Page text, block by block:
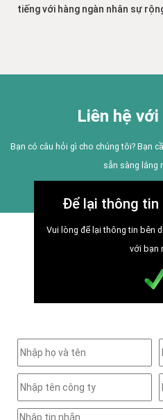
tiếng với hàng ngàn nhân sự
Liên hệ
Bạn có câu hỏi gì cho chúng tôi? Bạn
sẵn sàng lắng
Để lại thông tin
Vui lòng để lại thông tin bên
với bạn